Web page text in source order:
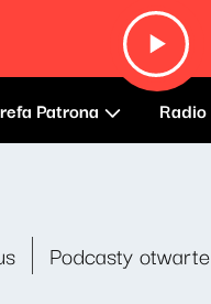
Patrona Radio
Podcasty otwarte